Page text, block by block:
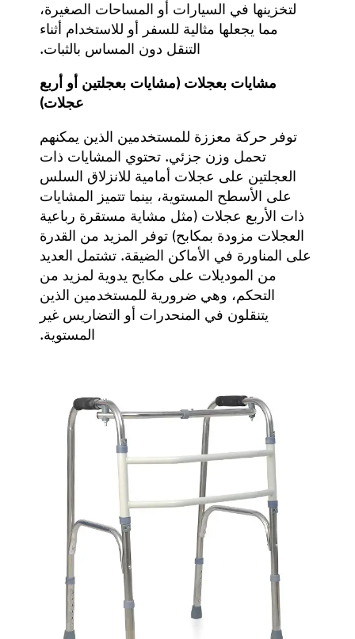
لتخزينها في السيارات أو المساحات الصغيرة،
مما يجعلها مثالية للسفر أو للاستخدام أثناء
التنقل دون المساس بالثبات.
مشايات بعجلات (مشايات بعجلتين أو أربع
عجلات)
توفر حركة معززة للمستخدمين الذين يمكنهم
تحمل وزن جزئي. تحتوي المشايات ذات
العجلتين على عجلات أمامية للانزلاق السلس
على الأسطح المستوية، بينما تتميز المشايات
ذات الأربع عجلات (مثلمشاية مستقرة رباعية
العجلات مزودة بمكابح) توفر المزيد من القدرة
على المناورة في الأماكن الضيقة. تشتمل العديد
من الموديلات على مكابح يدوية لمزيد من
التحكم، وهي ضرورية للمستخدمين الذين
يتنقلون في المنحدرات أو التضاريس غير
المستوية.